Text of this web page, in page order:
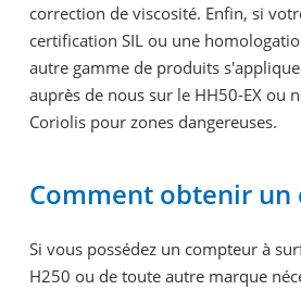
correction de viscosité. Enfin, si
certification SIL ou une
autre gamme de produits
auprès de nous sur le HH50-EX ou
Coriolis pour zones dangereuses.
Comment obtenir un
Si vous possédez un compteur à
H250 ou de toute autre marque